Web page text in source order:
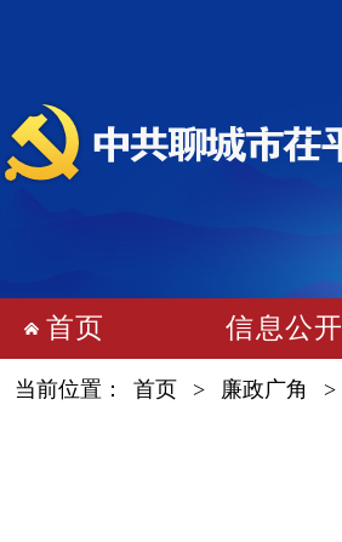
首页 信息公开
当前位置： 首页 > 廉政广角 >